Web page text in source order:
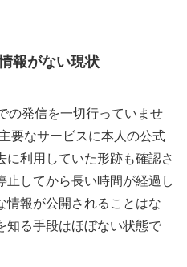
報がない現状
の発信を一切行っていませ
要なサービスに本人の公式
に利用していた形跡も確認さ
止してから長い時間が経過し
情報が公開されることはな
知る手段はほぼない状態で